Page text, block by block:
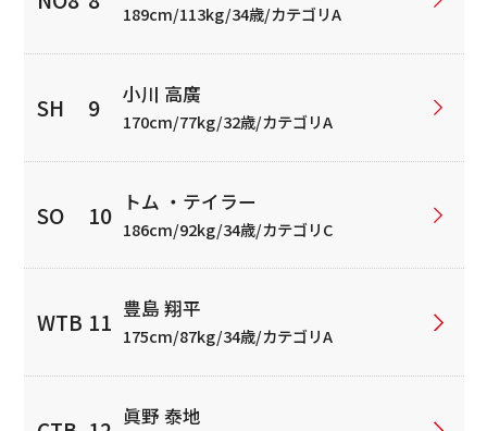
189cm/113kg/34歳/カテゴリA
小川 高廣
170cm/77kg/32歳/カテゴリA
トム ・テイラー
186cm/92kg/34歳/カテゴリC
豊島 翔平
175cm/87kg/34歳/カテゴリA
眞野 泰地